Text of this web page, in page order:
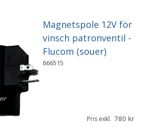
Magnetspole 12V för
vinsch patronventil -
Flucom (souer)
666515
Pris exkl. 780